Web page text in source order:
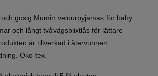
gosig Mumin velourpyjamas för baby.
och långt tvåvägsblixtlås för lättare
är tillverkad i återvunnen
Öko-tex.